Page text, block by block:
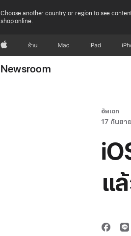
Choose another country or region to see
shop online.
Appleร้าน Mac iPad
Newsroom
อัพเดท
17 กันยา
แ